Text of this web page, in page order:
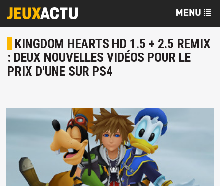
KINGDOM HEARTS HD 1.5 + 2.5 REMIX
: DEUX NOUVELLES VIDÉOS POUR LE
PRIX D'UNE SUR PS4